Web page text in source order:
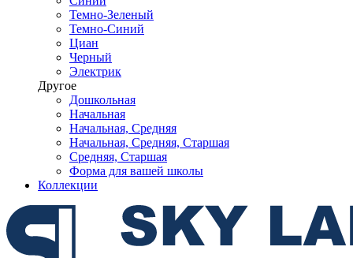
Темно-Зеленый
Темно-Синий
Циан
Черный
Электрик
Другое
Дошкольная
Начальная
Начальная, Средняя
Начальная, Средняя, Старшая
Средняя, Старшая
Форма для вашей школы
Коллекции